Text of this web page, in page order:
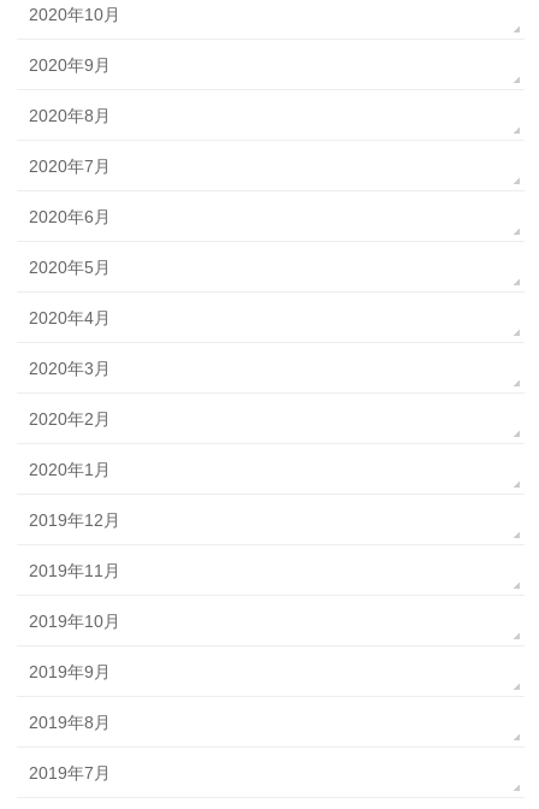
2020年10月
2020年9月
2020年8月
2020年7月
2020年6月
2020年5月
2020年4月
2020年3月
2020年2月
2020年1月
2019年12月
2019年11月
2019年10月
2019年9月
2019年8月
2019年7月